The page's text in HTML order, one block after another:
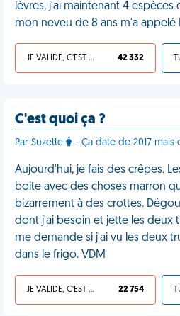
lèvres, j'ai maintenant 4 espèces
mon neveu de 8 ans m'a appelé
JE VALIDE, C'EST UNE VDM 42 332
C'est quoi ça ?
Par Suzette - Ça date de 2017
Aujourd'hui, je fais des crêpes.
boite avec des choses marron
bizarrement à des crottes.
dont j'ai besoin et jette les deux
me demande si j'ai vu les deux
dans le frigo. VDM
JE VALIDE, C'EST UNE VDM 22 754